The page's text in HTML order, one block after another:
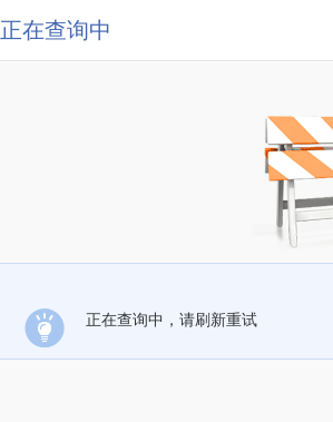
正在查询中
正在查询中，请刷新重试